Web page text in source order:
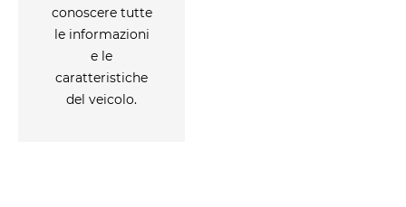
conoscere tutte
le informazioni
e le
caratteristiche
del veicolo.